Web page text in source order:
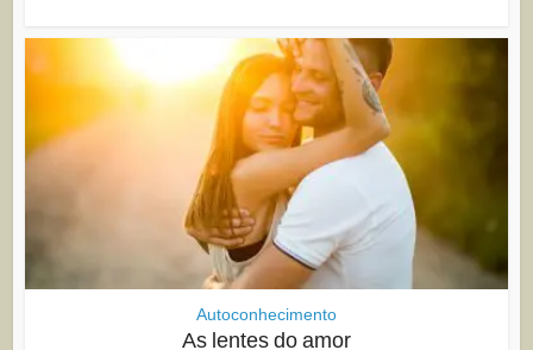
Autoconhecimento
As lentes do amor